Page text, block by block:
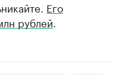
Его
рублей.